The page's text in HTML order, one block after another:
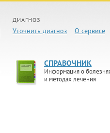
ДИАГНОЗ
Уточнить диагноз О сервисе
СПРАВОЧНИК
Информация о
и методах лечения